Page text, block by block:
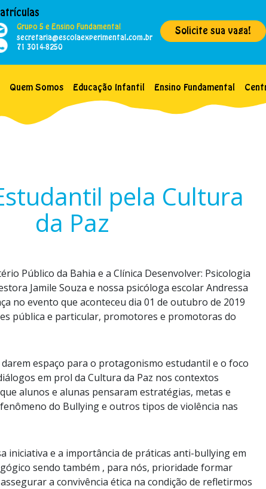
Grupo 5 e Ensino Fundamental
secretaria@escolaexperimental.com.br
71 3014-8250
Solicite sua vaga!
Quem Somos Educação Infantil Ensino Fundamental
pela Cultura
da Paz
Público da Bahia e a Clínica Desenvolver: Psicologia
Jamile Souza e nossa psicóloga escolar Andressa
no evento que aconteceu dia 01 de outubro de 2019
pública e particular, promotores e promotoras do
darem espaço para o protagonismo estudantil e o foco
em prol da Cultura da Paz nos contextos
alunos e alunas pensaram estratégias, metas e
do Bullying e outros tipos de violência nas
iniciativa e a importância de práticas anti-bullying em
sendo também , para nós, prioridade formar
a convivência ética na condição de refletirmos